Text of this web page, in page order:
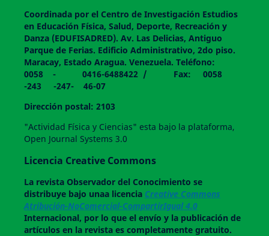
Coordinada por el Centro de Investigación Estudios
en Educación Física, Salud, Deporte, Recreación y
Danza (EDUFISADRED). Av. Las Delicias, Antiguo
Parque de Ferias. Edificio Administrativo, 2do piso.
Maracay, Estado Aragua. Venezuela. Teléfono:
0058 - 0416-6488422 / Fax: 0058
-243 -247- 46-07
Dirección postal: 2103
"Actividad Física y Ciencias" esta bajo la plataforma,
Open Journal Systems 3.0
Licencia Creative Commons
La revistaObservador del Conocimiento se
distribuye bajo unaa licencia Creative Commons
Atribución-NoComercial-CompartirIgual 4.0
Internacional, por lo que el envío y la publicación de
artículos en la revista es completamente gratuito.